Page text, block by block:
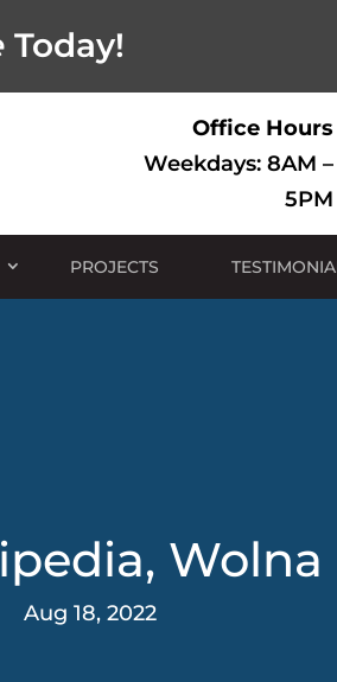
Today!
Office Hours
Weekdays: 8AM –
5PM
PROJECTS
Aug 18, 2022